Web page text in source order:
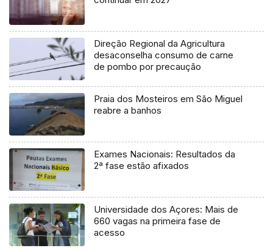
Direção Regional da Agricultura
desaconselha consumo de carne
de pombo por precaução
Praia dos Mosteiros em São Miguel
reabre a banhos
Exames Nacionais: Resultados da
2ª fase estão afixados
Universidade dos Açores: Mais de
660 vagas na primeira fase de
acesso